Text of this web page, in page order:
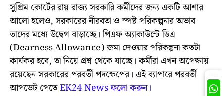
সুপ্রিম কোর্টের রায় রাজ্য সরকারি কর্মীদের জন্য একটি আশার
আলো হলেও, সরকারের নীরবতা ও স্পষ্ট পরিকল্পনার অভাব
তাদের মধ্যে উদ্বেগ বাড়াচ্ছে। পিএফ অ্যাকাউন্টে ডিএ
(Dearness Allowance) জমা দেওয়ার পরিকল্পনা কতটা
কার্যকর হবে, তা নিয়ে প্রশ্ন থেকে যাচ্ছে। কর্মীরা এখন অপেক্ষায়
রয়েছেন সরকারের পরবর্তী পদক্ষেপের। এই ব্যাপারে পরবর্তী
আপডেট পেতেEK24 News ফলো করুন।